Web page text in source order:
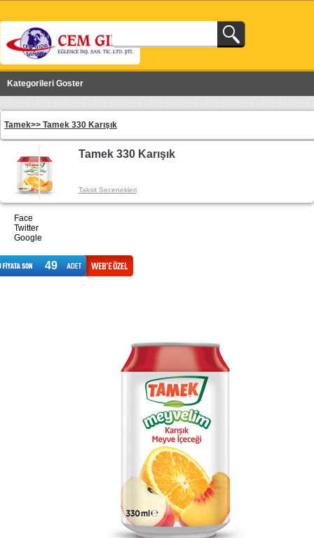
Kategorileri Goster
Tamek>> Tamek 330 Karışık
Tamek 330 Karışık
Taksit Secenekleri
Face
Twitter
Google
49